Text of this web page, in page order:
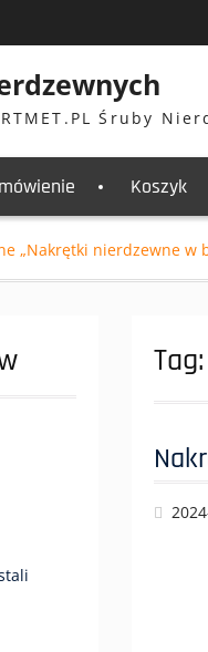
Śruby
Koszyk
„Nakrętki nierdzewne w
Tag: